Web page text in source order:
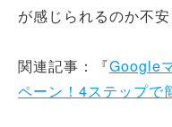
が感じられるのか不安
関連記事：『Google
ペーン！4ステップで